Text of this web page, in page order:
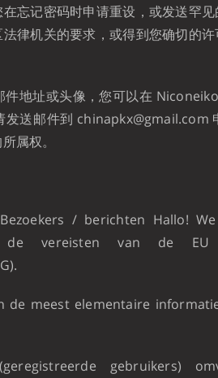
忘记密码时申请重设，或发送罕
律机关的要求，或得到您确切的
地址或头像，您可以在
发送邮件到 chinapkx@gmail.com
属权。
/ berichten Hallo!
de vereisten van de EU
de meest elementaire
gebruikers)